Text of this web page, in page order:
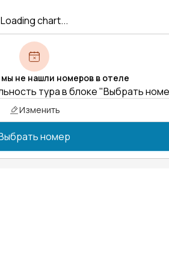
Loading chart...
не нашли номеров в отеле
тура в блоке "Выбрать
Изменить
номер